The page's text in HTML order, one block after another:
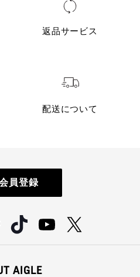
返品サービス
配送について
員登録
AIGLE